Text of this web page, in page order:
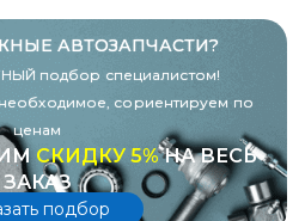
АВТОЗАПЧАСТИ?
подбор специалистом!
сориентируем по
ценам
СКИДКУ 5%НА ВЕСЬ
ЗАКАЗ
подбор